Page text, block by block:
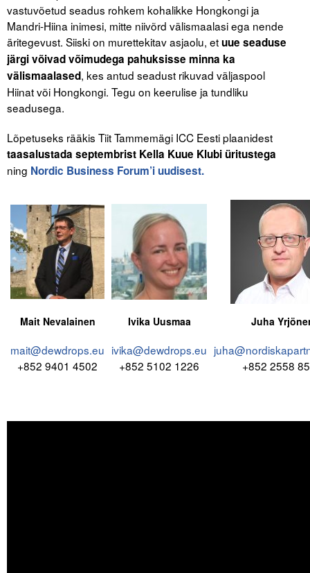
vastuvõetud seadus rohkem kohalikke Hongkongi ja
Mandri-Hiina inimesi, mitte niivõrd välismaalasi ega nende
äritegevust. Siiski on murettekitav asjaolu, etuue seaduse
järgi võivad võimudega pahuksisse minna ka
välismaalased, kes antud seadust rikuvad väljaspool
Hiinat või Hongkongi. Tegu on keerulise ja tundliku
seadusega.
Lõpetuseks rääkis Tiit Tammemägi ICC Eesti plaanidest
taasalustada septembrist Kella Kuue Klubi üritustega
ning Nordic Business Forum’i uudisest.
Mait Nevalainen
mait@dewdrops.eu
+852 9401 4502
Ivika Uusmaa
ivika@dewdrops.eu
+852 5102 1226
Juha
+852 2558